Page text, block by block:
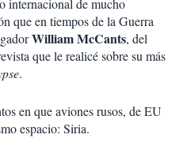
internacional de mucho
que en tiempos de la Guerra
William McCants, del
que le realicé sobre su más
.
en que aviones rusos, de EU
espacio: Siria.